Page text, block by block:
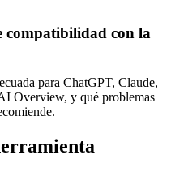
compatibilidad con la
para ChatGPT, Claude,
Overview, y qué problemas